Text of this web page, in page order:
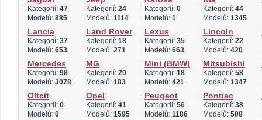
Kategorií: 47
Modelů: 885
Kategorií: 24
Modelů: 1114
Kategorií: 0
Modelů: 1
Kategorií: 44
Modelů: 1345
Lancia
Kategorií: 37
Modelů: 653
Land Rover
Kategorií: 18
Modelů: 271
Lexus
Kategorií: 35
Modelů: 663
Lincoln
Kategorií: 22
Modelů: 420
Mercedes
Kategorií: 98
Modelů: 3078
MG
Kategorií: 20
Modelů: 183
Mini (BMW)
Kategorií: 18
Modelů: 421
Mitsubishi
Kategorií: 58
Modelů: 1347
Oltcit
Kategorií: 0
Modelů: 0
Opel
Kategorií: 41
Modelů: 1595
Peugeot
Kategorií: 56
Modelů: 1186
Pontiac
Kategorií: 38
Modelů: 508